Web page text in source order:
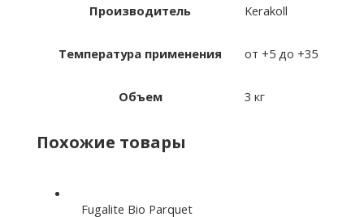
Производитель Kerakoll
Температура применения от +5 до +35
Объем 3 кг
Похожие товары
Fugalite Bio Parquet